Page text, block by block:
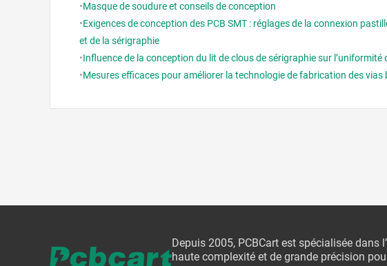
•Masque de soudure et conseils de conception
•Exigences de conception des PCB SMT : réglages de la connexion
et de la sérigraphie
•Influence de la conception du lit de clous de sérigraphie sur l’uniformité
•Mesures efficaces pour améliorer la technologie de fabrication des vias
Depuis 2005, PCBCart est spécialisée dans
haute complexité et de grande précision